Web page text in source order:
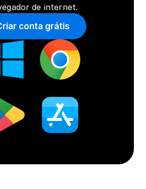
de internet.
conta grátis